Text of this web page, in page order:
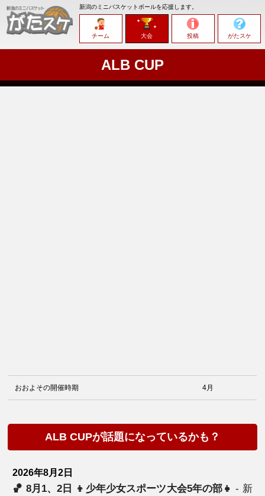
新潟のミニバスケットボールを応援します。
チーム 大会 投稿 がたスケ
ALB CUP
おおよその開催時期 4月
ALB CUPが話題になっているかも？
2026年8月2日
🏀 8月1、2日 👦少年少女スポーツ大会5年の部👧- 新